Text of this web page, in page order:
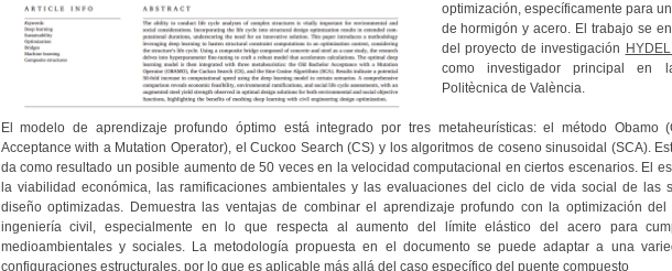
optimización, específicamente para
de hormigón y acero. El trabajo se
del proyecto de investigación
como investigador principal en
Politècnica de València.
El modelo de aprendizaje profundo óptimo está integrado por tres metaheurísticas: el método Obamo
Acceptance with a Mutation Operator), el Cuckoo Search (CS) y los algoritmos de coseno sinusoidal (SCA).
da como resultado un posible aumento de 50 veces en la velocidad computacional en ciertos escenarios. El
la viabilidad económica, las ramificaciones ambientales y las evaluaciones del ciclo de vida social de las
diseño optimizadas. Demuestra las ventajas de combinar el aprendizaje profundo con la optimización
ingeniería civil, especialmente en lo que respecta al aumento del límite elástico del acero para
medioambientales y sociales. La metodología propuesta en el documento se puede adaptar a una
configuraciones estructurales, por lo que es aplicable más allá del caso específico del puente compuesto